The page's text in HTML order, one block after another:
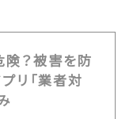
？被害を防
リ「業者対